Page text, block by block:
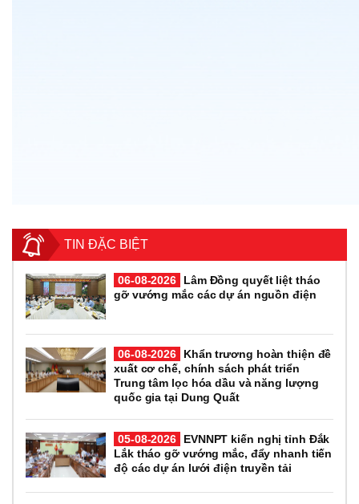
TIN ĐẶC BIỆT
06-08-2026
Lâm Đồng quyết liệt tháo
gỡ vướng mắc các dự án nguồn điện
06-08-2026
Khẩn trương hoàn thiện đề
xuất cơ chế, chính sách phát triển
Trung tâm lọc hóa dầu và năng lượng
quốc gia tại Dung Quất
05-08-2026
EVNNPT kiến nghị tỉnh Đắk
Lắk tháo gỡ vướng mắc, đẩy nhanh tiến
độ các dự án lưới điện truyền tải